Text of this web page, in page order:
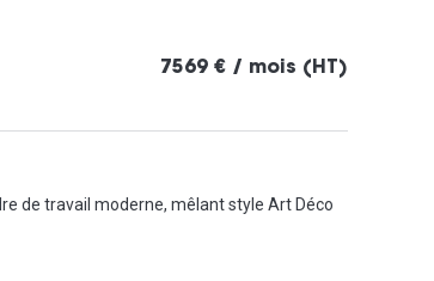
7569 € / mois (HT)
de travail moderne, mêlant style Art Déco